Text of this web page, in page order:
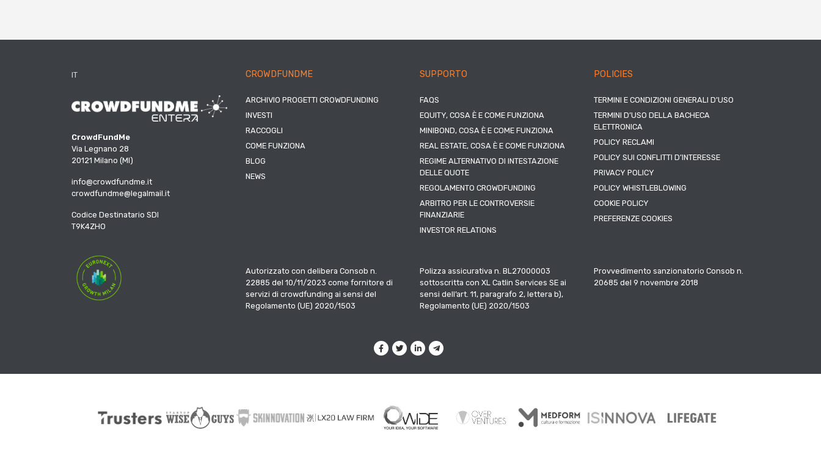
IT
CrowdFundMe
Via Legnano 28
20121 Milano (MI)
info@crowdfundme.it
crowdfundme@legalmail.it
Codice Destinatario SDI
T9K4ZHO
CROWDFUNDME
ARCHIVIO PROGETTI CROWDFUNDING
INVESTI
RACCOGLI
COME FUNZIONA
BLOG
NEWS
SUPPORTO
FAQS
EQUITY, COSA È E COME FUNZIONA
MINIBOND, COSA È E COME FUNZIONA
REAL ESTATE, COSA È E COME FUNZIONA
REGIME ALTERNATIVO DI INTESTAZIONE
DELLE QUOTE
REGOLAMENTO CROWDFUNDING
ARBITRO PER LE CONTROVERSIE
FINANZIARIE
INVESTOR RELATIONS
POLICIES
TERMINI E CONDIZIONI GENERALI D’USO
TERMINI D’USO DELLA BACHECA
ELETTRONICA
POLICY RECLAMI
POLICY SUI CONFLITTI D’INTERESSE
PRIVACY POLICY
POLICY WHISTLEBLOWING
COOKIE POLICY
PREFERENZE COOKIES
Autorizzato con delibera Consob n.
22885 del 10/11/2023 come fornitore di
servizi di crowdfunding ai sensi del
Regolamento (UE) 2020/1503
Polizza assicurativa n. BL27000003
sottoscritta con XL Catlin Services SE ai
sensi dell’art. 11, paragrafo 2, lettera b),
Regolamento (UE) 2020/1503
Provvedimento sanzionatorio Consob n.
20685 del 9 novembre 2018